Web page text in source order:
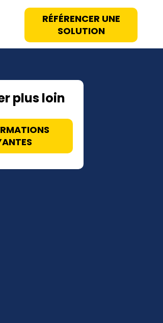
RÉFÉRENCER UNE
SOLUTION
plus loin